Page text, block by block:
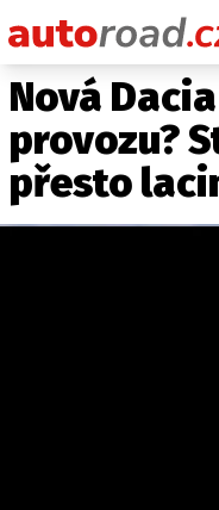
Nová
provozu?
přesto